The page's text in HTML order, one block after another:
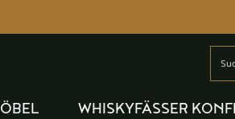
WHISKYFÄSSER